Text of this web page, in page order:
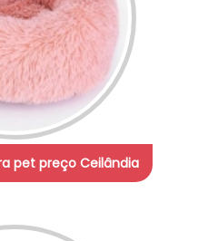
pet preço Ceilândia